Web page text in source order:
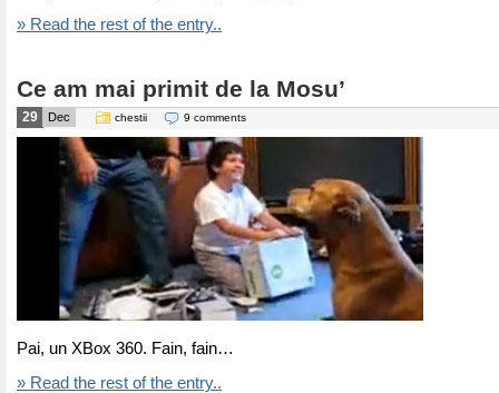
» Read the rest of the entry..
Ce am mai primit de la Mosu’
29 Dec chestii 9 comments
Pai, un XBox 360. Fain, fain…
» Read the rest of the entry..